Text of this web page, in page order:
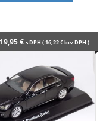
19,95€ s DPH (16,22€bez DPH )